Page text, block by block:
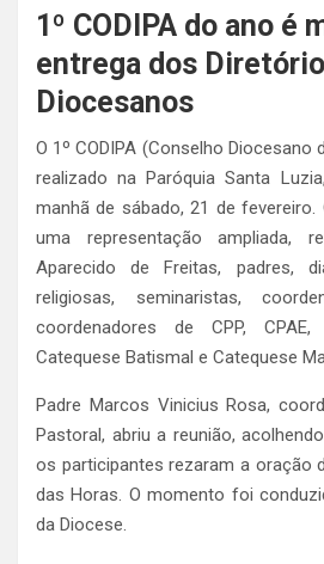
1º CODIPA do ano é
entrega dos
Diocesanos
O 1º CODIPA (Conselho
realizado na Paróquia Santa
manhã de sábado, 21 de
uma representação ampliada,
Aparecido de Freitas, padres,
religiosas, seminaristas,
coordenadores de CPP,
Catequese Batismal e Catequese
Padre Marcos Vinicius Rosa,
Pastoral, abriu a reunião,
os participantes rezaram a oração
das Horas. O momento foi
da Diocese.